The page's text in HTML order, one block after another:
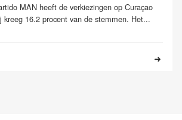
MAN heeft de verkiezingen op Curaçao
kreeg 16.2 procent van de stemmen. Het...